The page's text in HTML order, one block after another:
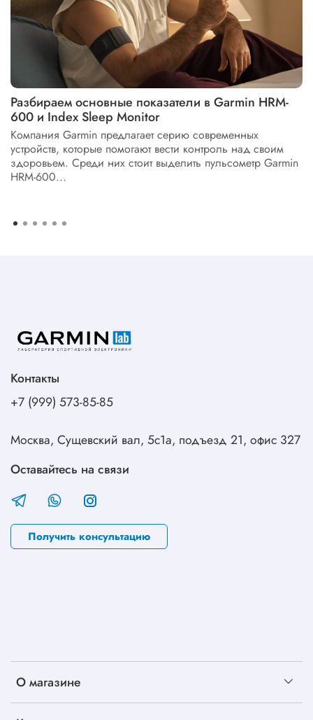
Разбираем основные показатели в Garmin HRM-
600 и Index Sleep Monitor
Компания Garmin предлагает серию современных
устройств, которые помогают вести контроль над своим
здоровьем. Среди них стоит выделить пульсометр Garmin
HRM-600...
О магазине
Контакты
+7 (999) 573-85-85
Москва, Сущевский вал, 5с1а, подъезд 21, офис 327
Оставайтесь на связи
Получить консультацию